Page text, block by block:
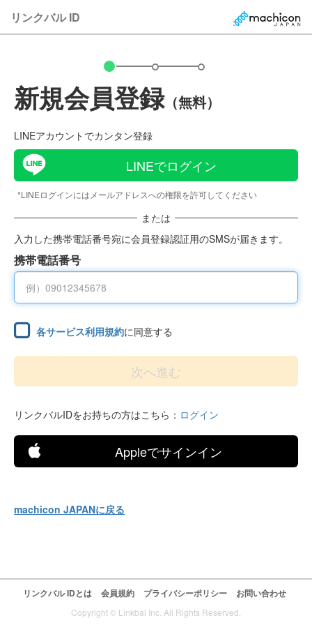
リンクバル ID
新規会員登録（無料）
LINEアカウントでカンタン登録
LINEでログイン
*LINEログインにはメールアドレスへの権限を許可してください
または
入力した携帯電話番号宛に会員登録認証用のSMSが届きます。
携帯電話番号
各サービス利用規約に同意する
リンクバルIDをお持ちの方はこちら： ログイン
Appleでサインイン
machicon JAPANに戻る
リンクバル IDとは 会員規約 プライバシーポリシー お問い合わせ
Copyright © Linkbal Inc. All Rights Reserved.